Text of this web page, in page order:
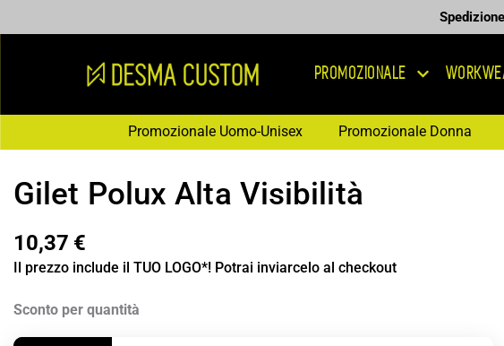
al
PROMOZIONALE
Promozionale Uomo-Unisex Promozionale Donna
Gilet Polux Alta Visibilità
10,37 €
Il prezzo include il TUO LOGO*! Potrai inviarcelo al checkout
Sconto per quantità
Gilet